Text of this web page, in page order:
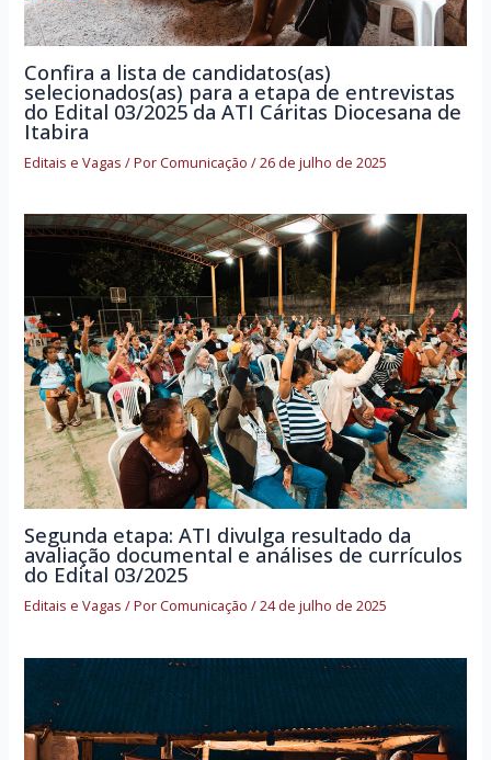
Confira a lista de candidatos(as)
selecionados(as) para a etapa de entrevistas
do Edital 03/2025 da ATI Cáritas Diocesana de
Itabira
Editais e Vagas / PorComunicação/26 de julho de 2025
Segunda etapa: ATI divulga resultado da
avaliação documental e análises de currículos
do Edital 03/2025
Editais e Vagas / PorComunicação/24 de julho de 2025